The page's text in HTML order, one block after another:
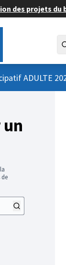
des projets du
ADULTE